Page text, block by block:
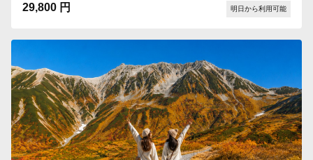
29,800 円 明日から利用可能